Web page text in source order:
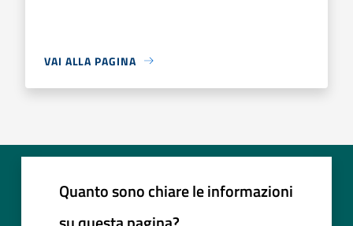
VAI ALLA PAGINA
Quanto sono chiare le informazioni